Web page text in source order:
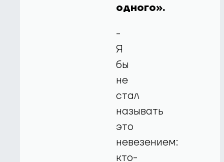
одного».
-
Я
бы
не
стал
называть
это
невезением:
кто-